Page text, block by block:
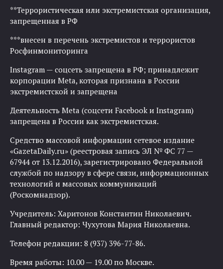
**Террористическая или экстремистская организация,
запрещенная в РФ
***внесен в перечень экстремистов и террористов
Росфинмониторинга
Instagram — соцсеть запрещена в РФ; принадлежит
корпорации Meta, которая признана в России
экстремистской и запрещена
Деятельность Meta (соцсети Facebook и Instagram)
запрещена в России как экстремистская.
Средство массовой информации сетевое издание
«GazetaDaily.ru» (реестровая запись ЭЛ № ФС 77 —
67944 от 13.12.2016), зарегистрировано Федеральной
службой по надзору в сфере связи, информационных
технологий и массовых коммуникаций
(Роскомнадзор).
Учредитель: Харитонов Константин Николаевич.
Главный редактор: Чухутова Мария Николаевна.
Телефон редакции: 8 (937) 396-77-86.
Время работы: 10.00 — 19.00 по Москве.